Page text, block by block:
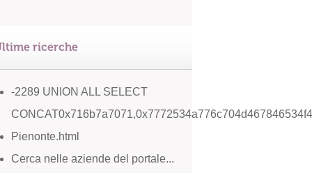
ricerche
-2289 UNION ALL SELECT
Pienonte.html
Cerca nelle aziende del portale...